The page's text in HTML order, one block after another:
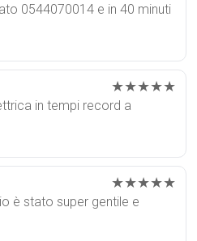
0544070014 e in 40 minuti
★★★★★
in tempi record a
★★★★★
è stato super gentile e